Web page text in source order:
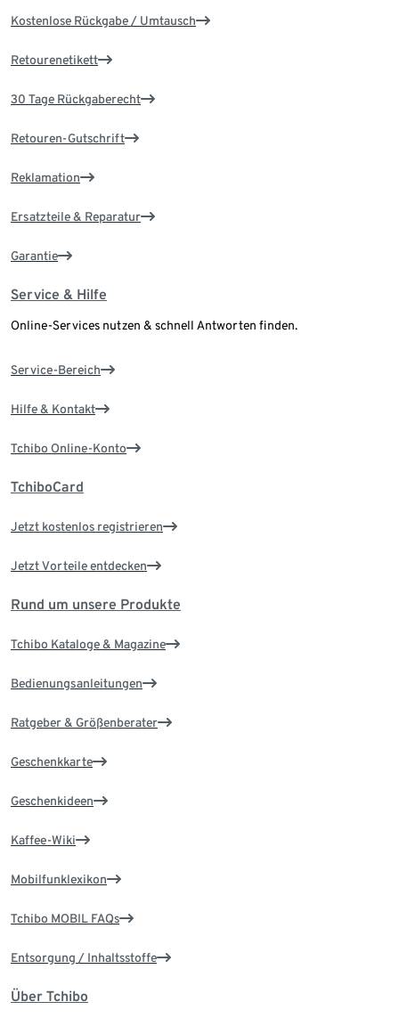
Kostenlose Rückgabe / Umtausch
Retourenetikett
30 Tage Rückgaberecht
Retouren-Gutschrift
Reklamation
Ersatzteile & Reparatur
Garantie
Service & Hilfe
Online-Services nutzen & schnell Antworten finden.
Service-Bereich
Hilfe & Kontakt
Tchibo Online-Konto
TchiboCard
Jetzt kostenlos registrieren
Jetzt Vorteile entdecken
Rund um unsere Produkte
Tchibo Kataloge & Magazine
Bedienungsanleitungen
Ratgeber & Größenberater
Geschenkkarte
Geschenkideen
Kaffee-Wiki
Mobilfunklexikon
Tchibo MOBIL FAQs
Entsorgung / Inhaltsstoffe
Über Tchibo